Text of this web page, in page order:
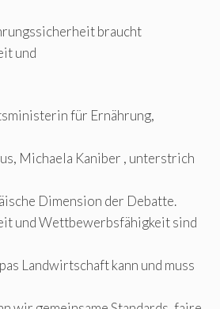
braucht
und
für Ernährung,
Michaela Kaniber , unterstrich
Dimension der Debatte.
und Wettbewerbsfähigkeit sind
Landwirtschaft kann und muss